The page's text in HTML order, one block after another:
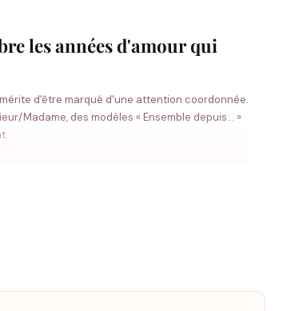
les années d'amour qui
mérite d'être marqué d'une attention coordonnée.
Madame, des modèles « Ensemble depuis... »
étape symbolique des années communes.